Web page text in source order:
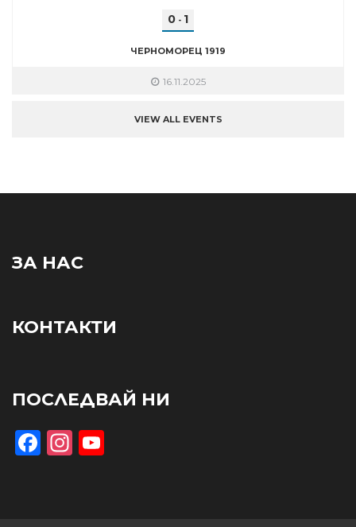
0 - 1
ЧЕРНОМОРЕЦ 1919
16.11.2025
VIEW ALL EVENTS
ЗА НАС
КОНТАКТИ
ПОСЛЕДВАЙ НИ
Facebook
Instagram